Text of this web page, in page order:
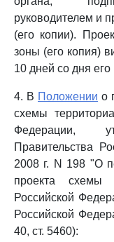
руководителем и
(его копии).
зоны (его копия)
10 дней со дня
4. В Положении о
схемы
Федерации,
Правительства
2008 г. N 198 "О
проекта схемы
Российской
Российской
40, ст. 5460):